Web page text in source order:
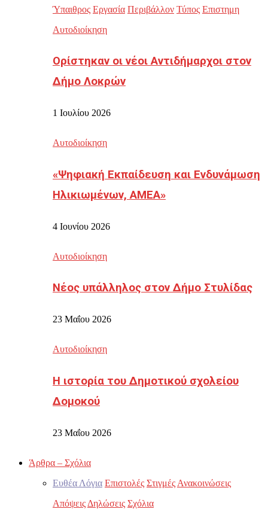
Ύπαιθρος Εργασία Περιβάλλον Τύπος Επιστημη
Αυτοδιοίκηση
Ορίστηκαν οι νέοι Αντιδήμαρχοι στον
Δήμο Λοκρών
1 Ιουλίου 2026
Αυτοδιοίκηση
«Ψηφιακή Εκπαίδευση και Ενδυνάμωση
Ηλικιωμένων, ΑΜΕΑ»
4 Ιουνίου 2026
Αυτοδιοίκηση
Νέος υπάλληλος στον Δήμο Στυλίδας
23 Μαΐου 2026
Αυτοδιοίκηση
Η ιστορία του Δημοτικού σχολείου
Δομοκού
23 Μαΐου 2026
Άρθρα – Σχόλια
Ευθέα Λόγια Επιστολές Στιγμές Ανακοινώσεις
Απόψεις Δηλώσεις Σχόλια